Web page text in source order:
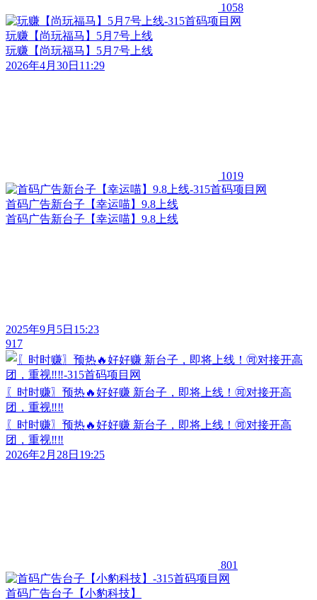
1058
玩赚【尚玩福马】5月7号上线
玩赚【尚玩福马】5月7号上线
2026年4月30日11:29
1019
首码广告新台子【幸运喵】9.8上线
首码广告新台子【幸运喵】9.8上线
2025年9月5日15:23
917
〖时时赚〗预热🔥好好赚 新台子，即将上线！🉑对接开高
团，重视‼‼
〖时时赚〗预热🔥好好赚 新台子，即将上线！🉑对接开高
团，重视‼‼
2026年2月28日19:25
801
首码广告台子【小豹科技】